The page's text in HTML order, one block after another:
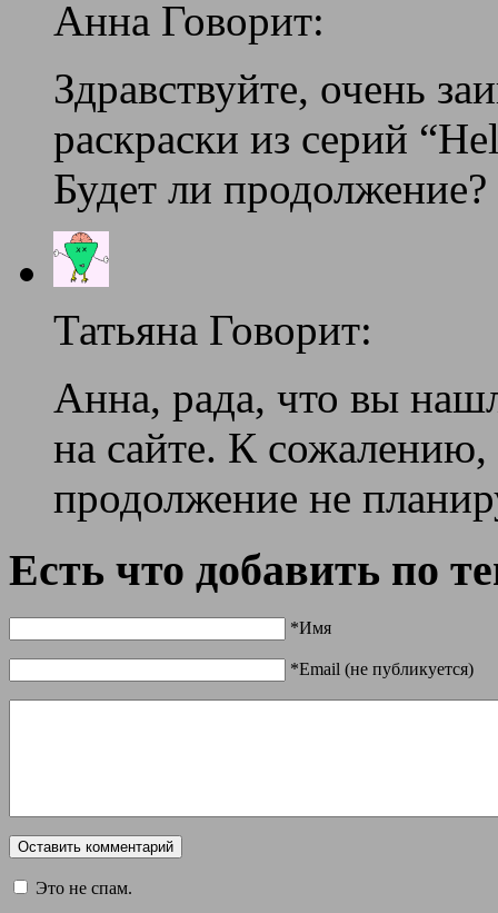
Анна Говорит:
Здравствуйте, очень
раскраски из серий
Будет ли продолжение?
Татьяна Говорит:
Анна, рада, что вы
на сайте. К
продолжение не
Есть что добавить по
*Имя
*Email (не публикуется)
Это не спам.